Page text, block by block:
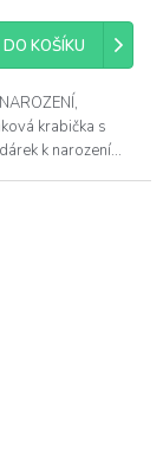
DO KOŠÍKU
krabička s
k narození...